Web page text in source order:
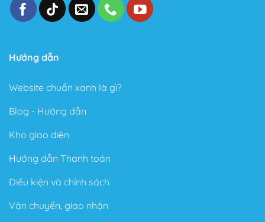
Hướng dẫn
Website chuẩn xanh là gì?
Blog - Hướng dẫn
Kho giao diện
Hướng dẫn Thanh toán
Điều kiện và chính sách
Vận chuyển, giao nhận